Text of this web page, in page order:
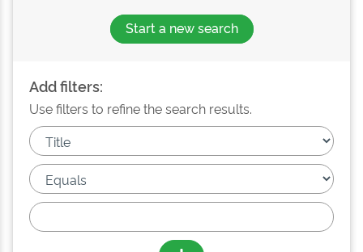
Start a new search
Add filters:
Use filters to refine the search results.